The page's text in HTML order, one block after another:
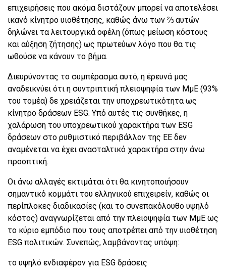
επιχειρήσεις που ακόμα διστάζουν μπορεί να αποτελέσει
ικανό κίνητρο υιοθέτησης, καθώς άνω των ⅔ αυτών
δηλώνει τα λειτουργικά οφέλη (όπως μείωση κόστους
και αύξηση ζήτησης) ως πρωτεύων λόγο που θα τις
ωθούσε να κάνουν το βήμα.
Διευρύνοντας το συμπέρασμα αυτό, η έρευνά μας
αναδεικνύει ότι η συντριπτική πλειοψηφία των ΜμΕ (93%
του τομέα) δε χρειάζεται την υποχρεωτικότητα ως
κίνητρο δράσεων ESG. Υπό αυτές τις συνθήκες, η
χαλάρωση του υποχρεωτικού χαρακτήρα των ESG
δράσεων στο ρυθμιστικό περιβάλλον της ΕΕ δεν
αναμένεται να έχει ανασταλτικό χαρακτήρα στην άνω
προοπτική.
Οι άνω αλλαγές εκτιμάται ότι θα κινητοποιήσουν
σημαντικό κομμάτι του ελληνικού επιχειρείν, καθώς οι
περίπλοκες διαδικασίες (και το συνεπακόλουθο υψηλό
κόστος) αναγνωρίζεται από την πλειοψηφία των ΜμΕ ως
το κύριο εμπόδιο που τους αποτρέπει από την υιοθέτηση
ESG πολιτικών. Συνεπώς, λαμβάνοντας υπόψη:
το υψηλό ενδιαφέρον για ESG δράσεις